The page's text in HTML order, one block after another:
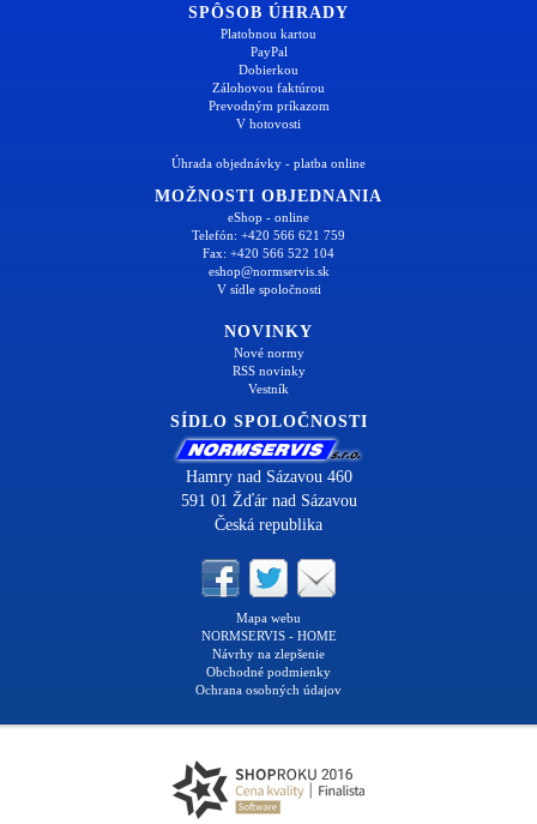
SPÔSOB ÚHRADY
Platobnou kartou
PayPal
Dobierkou
Zálohovou faktúrou
Prevodným príkazom
V hotovosti
Úhrada objednávky - platba online
MOŽNOSTI OBJEDNANIA
eShop - online
Telefón: +420 566 621 759
Fax: +420 566 522 104
eshop@normservis.sk
V sídle spoločnosti
NOVINKY
Nové normy
RSS novinky
Vestník
SÍDLO SPOLOČNOSTI
Hamry nad Sázavou 460
591 01 Žďár nad Sázavou
Česká republika
Mapa webu
NORMSERVIS - HOME
Návrhy na zlepšenie
Obchodné podmienky
Ochrana osobných údajov